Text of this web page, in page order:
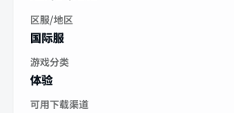
区服/地区
国际服
游戏分类
体验
可用下载渠道